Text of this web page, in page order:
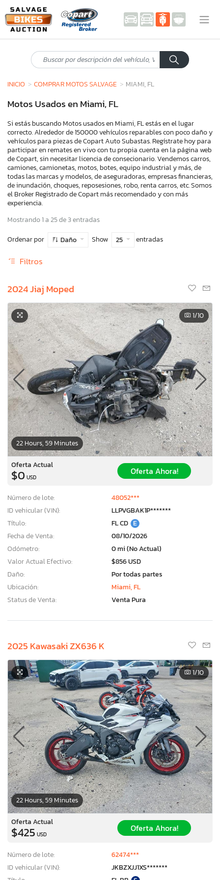
INICIO COMPRAR MOTOS SALVAGE MIAMI, FL
Motos Usados en Miami, FL
Si estás buscando Motos usados en Miami, FL estás en el lugar
correcto. Alrededor de 150000 vehículos reparables con poco daño y
vehículos para piezas de Copart Auto Subastas. Regístrate hoy para
participar en remates en vivo con tu propia cuenta en la página web
de Copart, sin necesitar licencia de consecionario. Vendemos carros,
camiones, camionetas, motos, botes, equipo industrial y más, de
todas las marcas y modelos, de aseguradoras, empresas financieras,
de inundación, choques, reposesiones, robo, renta carros, etc. Somos
el Broker Registrado de Copart más recomendado y con más
experiencia.
Mostrando 1 a 25 de 3 entradas
Ordenar por
Daño Show 25 entradas
Filtros
2024 Jiaj Moped
22 Hours, 59 Minutes
1/10
Oferta Actual
$0 USD
Oferta Ahora!
Número de lote:
48052***
ID vehicular (VIN):
LLPVGBAK1P*******
Título:
FL CD E
Fecha de Venta:
08/10/2026
Odómetro:
0 mi (No Actual)
Valor Actual Efectivo:
$856 USD
Daño:
Por todas partes
Ubicación:
Miami, FL
Status de Venta:
Venta Pura
2025 Kawasaki ZX636 K
22 Hours, 59 Minutes
1/10
Oferta Actual
$425 USD
Oferta Ahora!
Número de lote:
62474***
ID vehicular (VIN):
JKBZXJJ1XS*******